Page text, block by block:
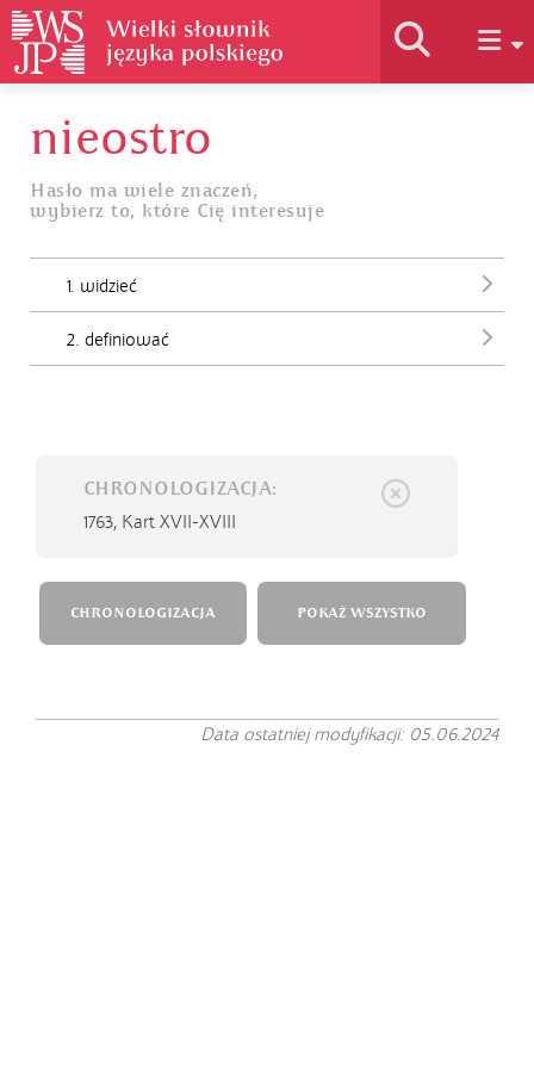
Historia słownika
Jak korzystać
nieostro
Hasło ma wiele znaczeń,
wybierz to, które Cię interesuje
1. widzieć
2. definiować
CHRONOLOGIZACJA:
1763, Kart XVII-XVIII
CHRONOLOGIZACJA POKAŻ WSZYSTKO
Data ostatniej modyfikacji: 05.06.2024